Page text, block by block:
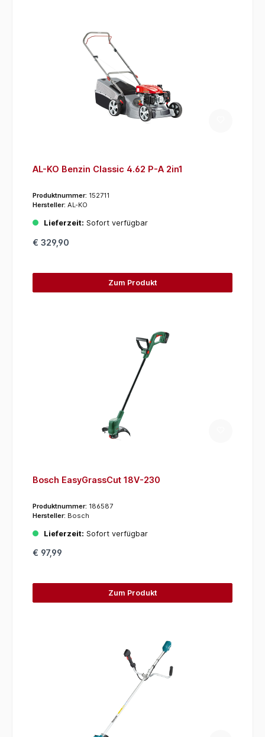
AL-KO Benzin Classic 4.62 P-A 2in1
Produktnummer: 152711
Hersteller: AL-KO
Lieferzeit: Sofort verfügbar
€ 329,90
Zum Produkt
Bosch EasyGrassCut 18V-230
Produktnummer: 186587
Hersteller: Bosch
Lieferzeit: Sofort verfügbar
€ 97,99
Zum Produkt